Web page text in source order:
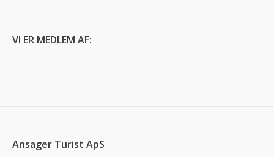
VI ER MEDLEM AF:
Ansager Turist ApS